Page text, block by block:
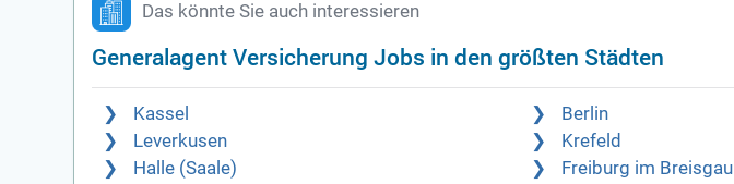
Das könnte Sie auch interessieren
Generalagent Versicherung Jobs in den größten Städten
Kassel Berlin
Leverkusen
Krefeld
Halle (Saale)
Freiburg im Breisgau